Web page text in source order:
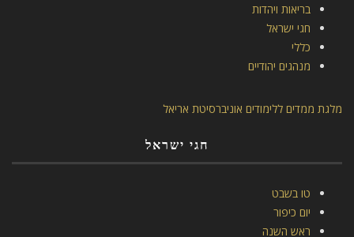
בריאות ויהדות
חגי ישראל
כללי
מנהגים יהודיים
מלגת ממדים ללימודים אוניברסיטת אריאל
חגי ישראל
טו בשבט
יום כיפור
ראש השנה